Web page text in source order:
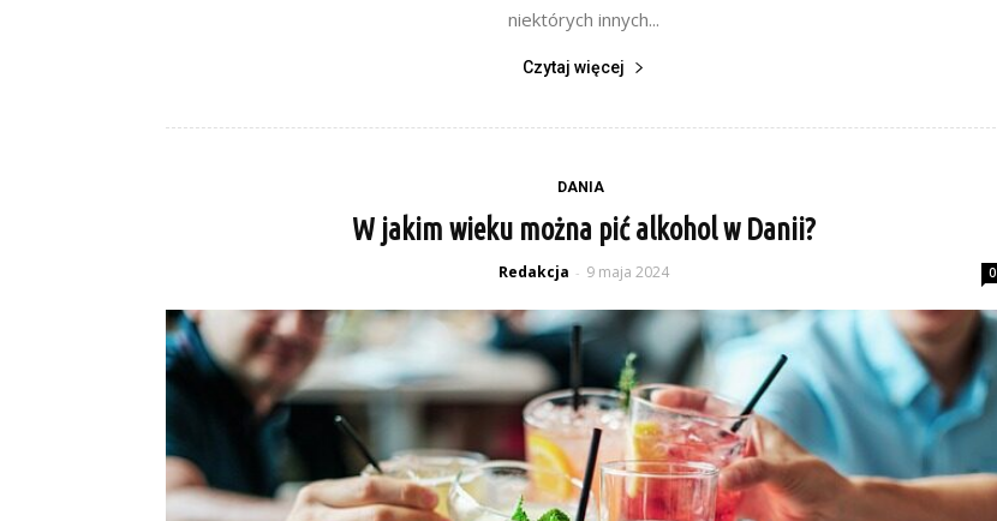
niektórych innych...
Czytaj więcej
DANIA
W jakim wieku można pić alkohol w Danii?
Redakcja - 9 maja 2024 0